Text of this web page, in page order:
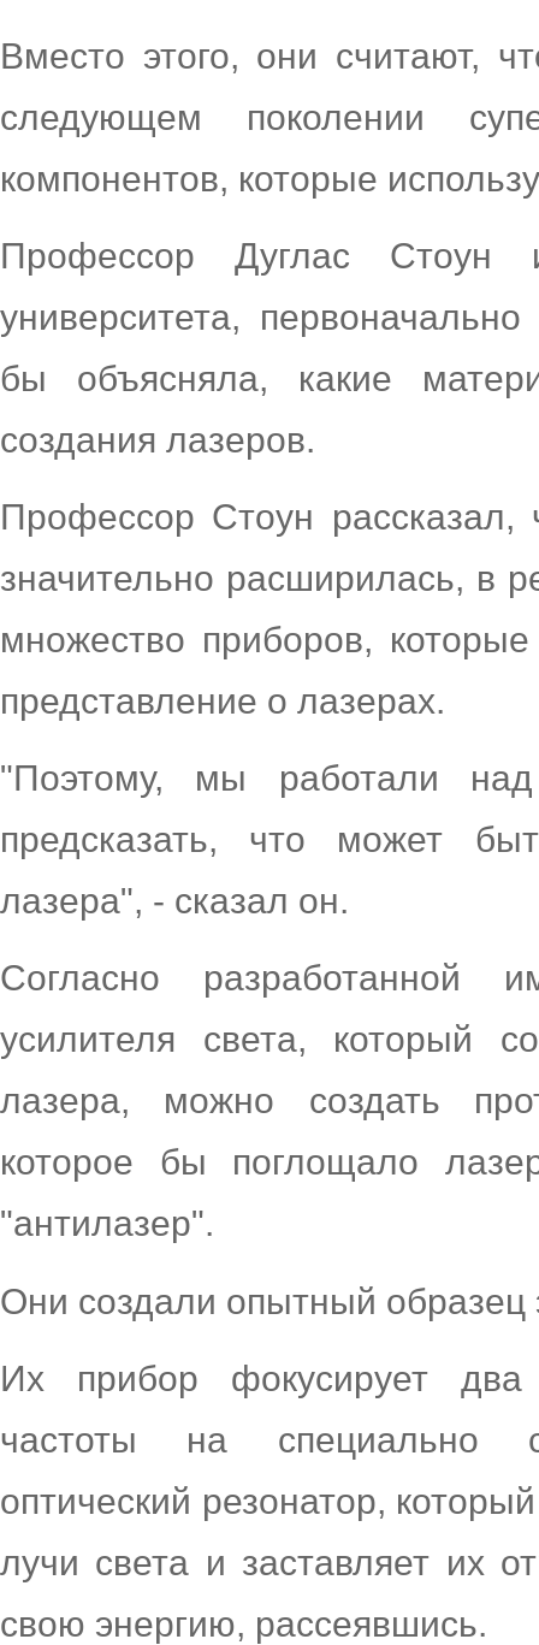
Вместо этого, они считают,
следующем поколении
компонентов, которые
Профессор Дуглас Стоун
университета,
бы объясняла, какие
создания лазеров.
Профессор Стоун рассказал,
значительно расширилась, в
множество приборов,
представление о лазерах.
"Поэтому, мы работали
предсказать, что может
лазера", - сказал он.
Согласно разработанной
усилителя света, который
лазера, можно создать
которое бы поглощало
"антилазер".
Они создали опытный образец
Их прибор фокусирует
частоты на специально
оптический резонатор,
лучи света и заставляет их
свою энергию, рассеявшись.